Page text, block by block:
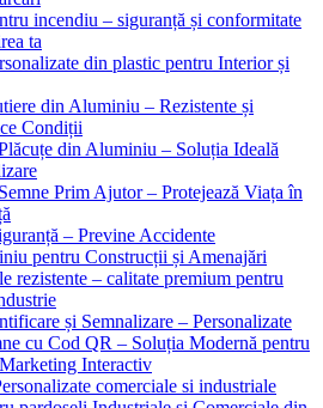
incendiu – siguranță și conformitate
ta
din plastic pentru Interior și
din Aluminiu – Rezistente și
Condiții
din Aluminiu – Soluția Ideală
Prim Ajutor – Protejează Viața în
– Previne Accidente
pentru Construcții și Amenajări
rezistente – calitate premium pentru
și Semnalizare – Personalizate
cu Cod QR – Soluția Modernă pentru
Interactiv
comerciale si industriale